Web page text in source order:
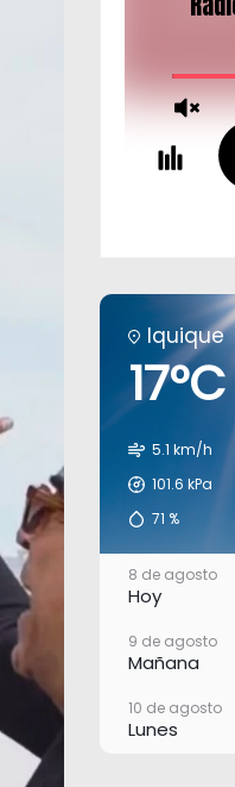
Iquique
17°C
5.1 km/h
101.6 kPa
71 %
8 de agosto
Hoy
9 de agosto
Mañana
10 de agosto
Lunes